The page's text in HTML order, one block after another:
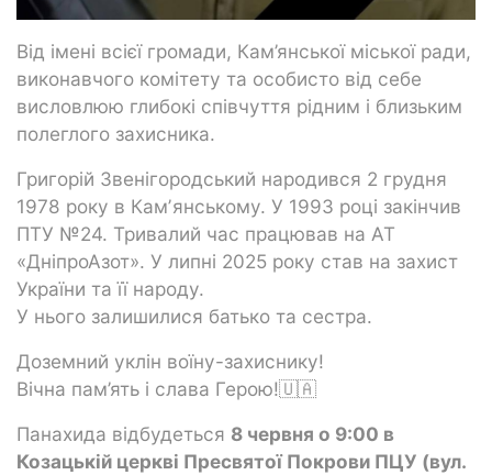
Від імені всієї громади, Кам’янської міської ради,
виконавчого комітету та особисто від себе
висловлюю глибокі співчуття рідним і близьким
полеглого захисника.
Григорій Звенігородський народився 2 грудня
1978 року в Камʼянському. У 1993 році закінчив
ПТУ №24. Тривалий час працював на АТ
«ДніпроАзот». У липні 2025 року став на захист
України та її народу.
У нього залишилися батько та сестра.
Доземний уклін воїну-захиснику!
Вічна пам’ять і слава Герою!🇺🇦
Панахида відбудеться 8 червня о 9:00 в
Козацькій церкві Пресвятої Покрови ПЦУ (вул.